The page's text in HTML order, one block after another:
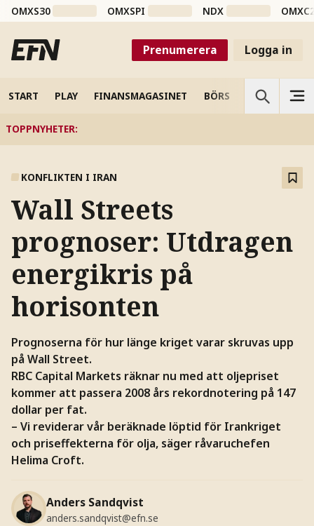
OMXS30 OMXSPI NDX
Prenumerera Logga in
START PLAY FINANSMAGASINET BÖRS VETENSKAP
TOPPNYHETER:
KONFLIKTEN I IRAN
Wall Streets
prognoser: Utdragen
energikris på
horisonten
Prognoserna för hur länge kriget varar skruvas upp
på Wall Street.
RBC Capital Markets räknar nu med att oljepriset
kommer att passera 2008 års rekordnotering på 147
dollar per fat.
– Vi reviderar vår beräknade löptid för Irankriget
och priseffekterna för olja, säger råvaruchefen
Helima Croft.
Anders Sandqvist
anders.sandqvist@efn.se